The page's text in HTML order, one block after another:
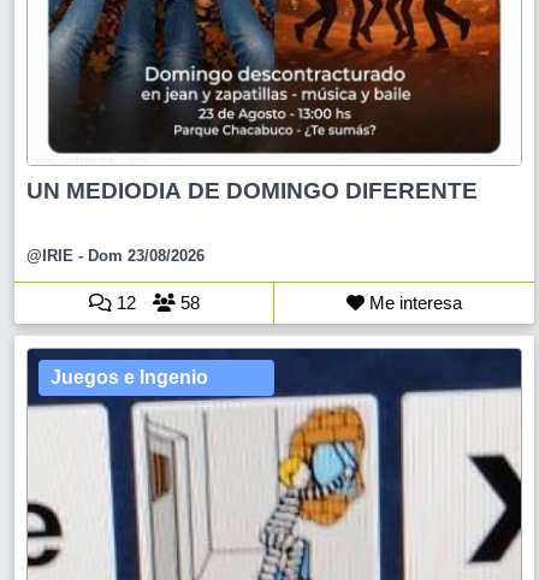
UN MEDIODIA DE DOMINGO DIFERENTE
@IRIE - Dom 23/08/2026
12 58 Me interesa
Juegos e Ingenio